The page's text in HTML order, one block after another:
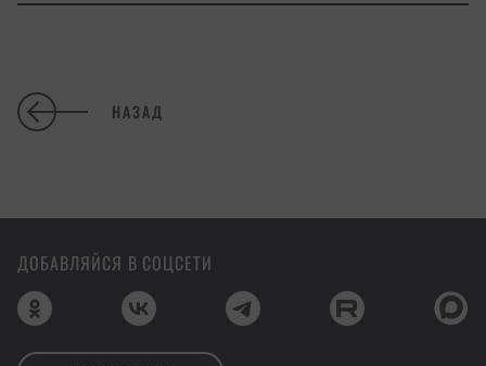
НАЗАД
ДОБАВЛЯЙСЯ В СОЦСЕТИ